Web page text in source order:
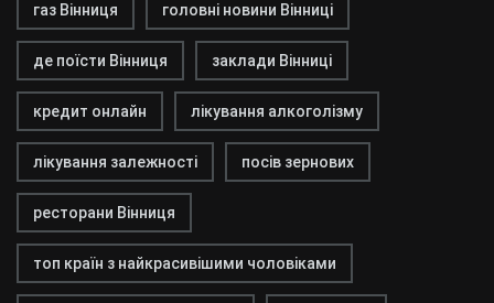
газ Вінниця головні новини Вінниці
де поїсти Вінниця заклади Вінниці
кредит онлайн лікування алкоголізму
лікування залежності посів зернових
ресторани Вінниця
топ країн з найкрасивішими чоловіками